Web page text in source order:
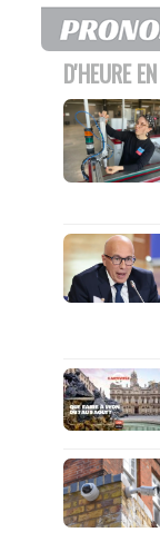
D'HEURE